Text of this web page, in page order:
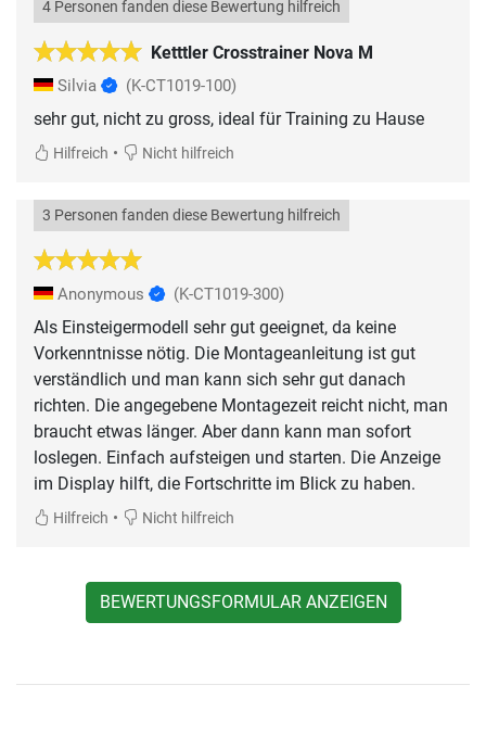
Ketttler Crosstrainer Nova M
4 Personen fanden diese Bewertung hilfreich
Silvia (K-CT1019-100)
Hilfreich • Nicht hilfreich
3 Personen fanden diese Bewertung hilfreich
Anonymous (K-CT1019-300)
Als Einsteigermodell sehr gut geeignet, da keine
Vorkenntnisse nötig. Die Montageanleitung ist gut
verständlich und man kann sich sehr gut danach
richten. Die angegebene Montagezeit reicht nicht, man
braucht etwas länger. Aber dann kann man sofort
loslegen. Einfach aufsteigen und starten. Die Anzeige
im Display hilft, die Fortschritte im Blick zu haben.
Hilfreich • Nicht hilfreich
BEWERTUNGSFORMULAR ANZEIGEN